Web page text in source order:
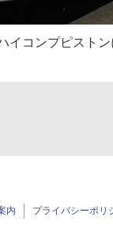
イコンプピスト
内 プライバシーポリ